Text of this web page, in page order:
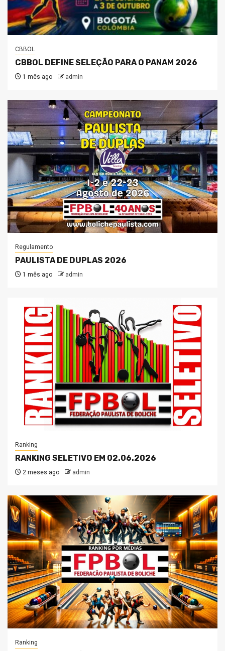
CBBOL
CBBOL DEFINE SELEÇÃO PARA O PANAM 2026
1 mês ago admin
Regulamento
PAULISTA DE DUPLAS 2026
1 mês ago admin
Ranking
RANKING SELETIVO EM 02.06.2026
2 meses ago admin
Ranking